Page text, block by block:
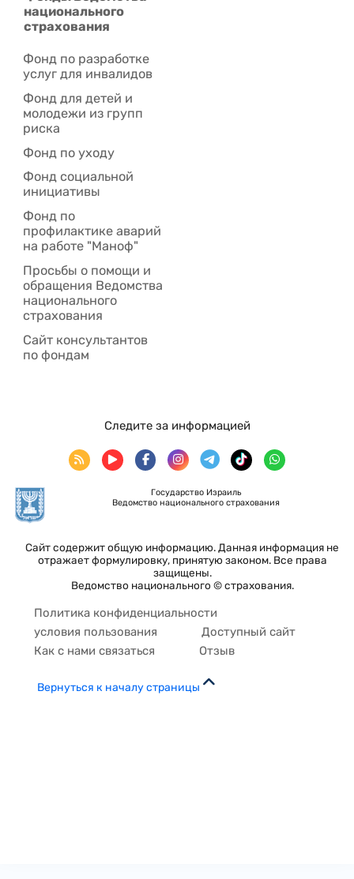
национального
страхования
Фонд по разработке
услуг для инвалидов
Фонд для детей и
молодежи из групп
риска
Фонд по уходу
Фонд социальной
инициативы
Фонд по
профилактике аварий
на работе "Маноф"
Просьбы о помощи и
обращения Ведомства
национального
страхования
Сайт консультантов
по фондам
Государство Израиль
Ведомство национального страхования
Сайт содержит общую информацию. Данная информация не
отражает формулировку, принятую законом. Все права
защищены.
Ведомство национального © страхования.
Следите за информацией
Политика конфиденциальности
условия пользования
Доступный сайт
Как с нами связаться
Отзыв
Вернуться к началу страницы